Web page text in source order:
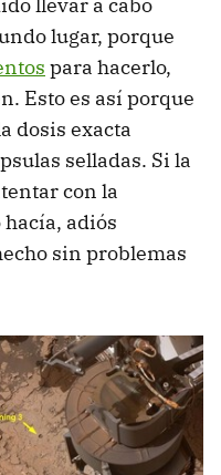
lugar, porque
para hacerlo,
Esto es así porque
dosis exacta
selladas. Si la
con la
adiós
sin problemas